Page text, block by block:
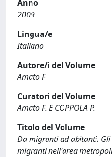
Anno
2009
Lingua/e
Italiano
Autore/i del Volume
Amato F
Curatori del Volume
Amato F. E COPPOLA P.
Titolo del Volume
Da migranti ad abitanti.
migranti nell'area